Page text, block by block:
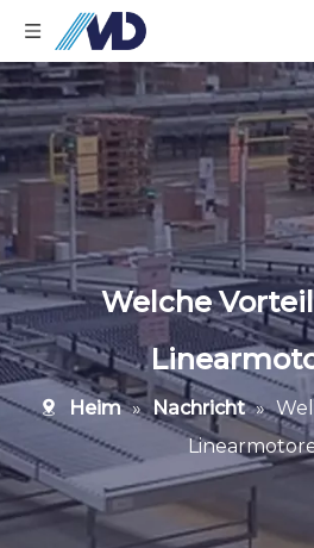
Welche
Heim » Nachricht »